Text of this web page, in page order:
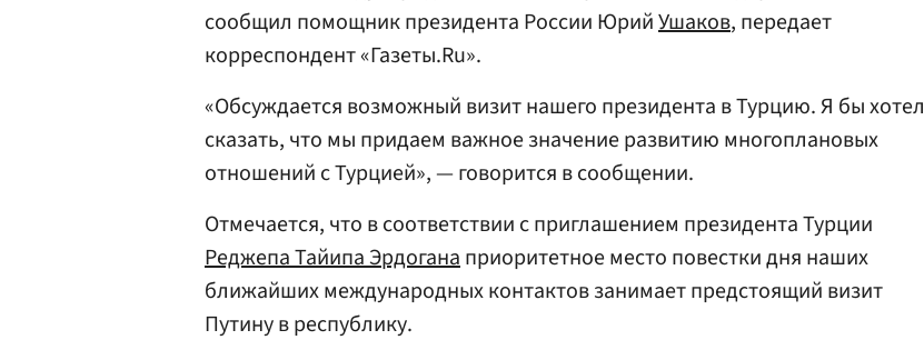
сообщил помощник президента России ЮрийУшаков, передает
корреспондент «Газеты.Ru».
«Обсуждается возможный визит нашего президента в Турцию. Я бы хотел
сказать, что мы придаем важное значение развитию многоплановых
отношений с Турцией», — говорится в сообщении.
Отмечается, что в соответствии с приглашением президента Турции
Реджепа Тайипа Эрдоганаприоритетное место повестки дня наших
ближайших международных контактов занимает предстоящий визит
Путину в республику.